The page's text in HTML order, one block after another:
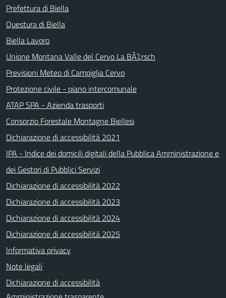
Prefettura di Biella
Questura di Biella
Biella Lavoro
Unione Montana Valle del Cervo La BÃ¼rsch
Previsioni Meteo di Campiglia Cervo
Protezione civile - piano intercomunale
ATAP SPA - Azienda trasporti
Consorzio Forestale Montagne Biellesi
Dichiarazione di accessibilità 2021
IPA - Indice dei domicili digitali della Pubblica Amministrazione e
dei Gestori di Pubblici Servizi
Dichiarazione di accessibilità 2022
Dichiarazione di accessibilità 2023
Dichiarazione di accessibilità 2024
Dichiarazione di accessibilità 2025
Informativa privacy
Note legali
Dichiarazione di accessibilità